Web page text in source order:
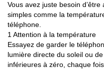
Vous avez juste besoin
simples comme la
téléphone.
1 Attention à la température
Essayez de garder le
lumière directe du soleil ou
inférieures à zéro, chaque